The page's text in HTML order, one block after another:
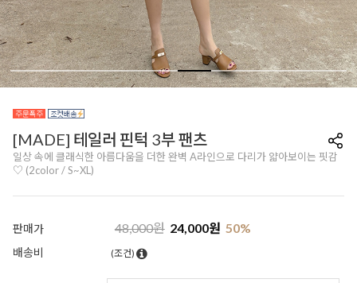
[MADE] 테일러 핀턱 3부 팬츠
일상 속에 클래식한 아름다움을 더한 완벽 A라인으로 다리가 얇아보이는 핏감
♡ (2color / S~XL)
판매가 48,000원 24,000원 50%
배송비 (조건)